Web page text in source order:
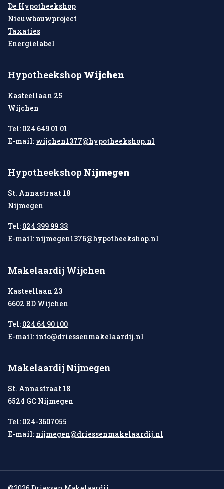
De Hypotheekshop
Nieuwbouwproject
Taxaties
Energielabel
Hypotheekshop Wijchen
Kasteellaan 25
Wijchen
Tel: 024 649 01 01
E-mail: wijchen1377@hypotheekshop.nl
Hypotheekshop Nijmegen
St. Annastraat 18
Nijmegen
Tel: 024 399 99 33
E-mail: nijmegen1376@hypotheekshop.nl
Makelaardij Wijchen
Kasteellaan 23
6602 BD Wijchen
Tel: 024 64 90 100
E-mail: info@driessenmakelaardij.nl
Makelaardij Nijmegen
St. Annastraat 18
6524 GC Nijmegen
Tel: 024-3607055
E-mail: nijmegen@driessenmakelaardij.nl